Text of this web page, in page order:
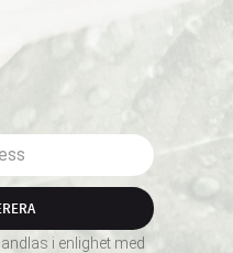
i enlighet med